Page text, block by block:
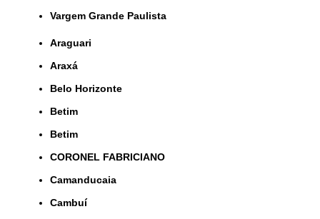
Vargem Grande Paulista
Araguari
Araxá
Belo Horizonte
Betim
Betim
CORONEL FABRICIANO
Camanducaia
Cambuí